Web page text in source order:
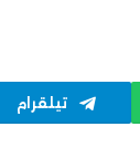
تيلقرام